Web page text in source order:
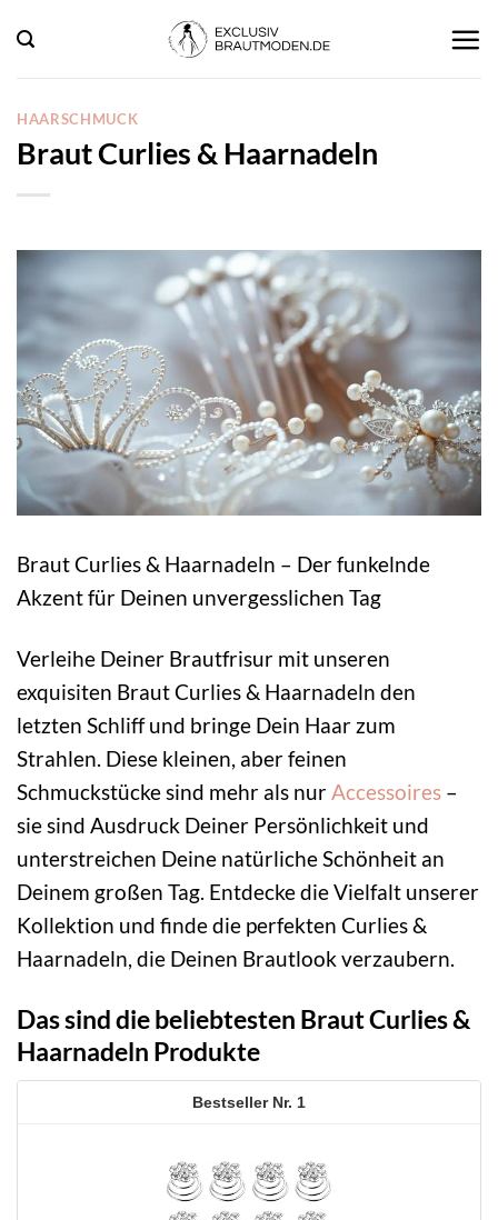
Inhalt
springen
HAARSCHMUCK
Braut Curlies & Haarnadeln
Braut Curlies & Haarnadeln – Der funkelnde
Akzent für Deinen unvergesslichen Tag
Verleihe Deiner Brautfrisur mit unseren
exquisiten Braut Curlies & Haarnadeln den
letzten Schliff und bringe Dein Haar zum
Strahlen. Diese kleinen, aber feinen
Schmuckstücke sind mehr als nur Accessoires –
sie sind Ausdruck Deiner Persönlichkeit und
unterstreichen Deine natürliche Schönheit an
Deinem großen Tag. Entdecke die Vielfalt unserer
Kollektion und finde die perfekten Curlies &
Haarnadeln, die Deinen Brautlook verzaubern.
Das sind die beliebtesten Braut Curlies &
Haarnadeln Produkte
1